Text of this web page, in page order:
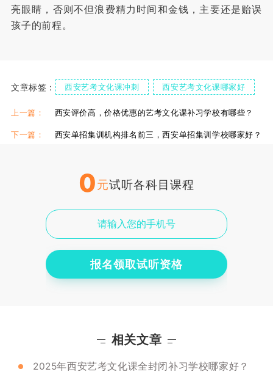
亮眼睛，否则不但浪费精力时间和金钱，主要还是贻误
孩子的前程。
文章标签： 西安艺考文化课冲刺 西安艺考文化课哪家好
上一篇： 西安评价高，价格优惠的艺考文化课补习学校有哪些？
下一篇： 西安单招集训机构排名前三，西安单招集训学校哪家好？
0元试听各科目课程
报名领取试听资格
相关文章
2025年西安艺考文化课全封闭补习学校哪家好？